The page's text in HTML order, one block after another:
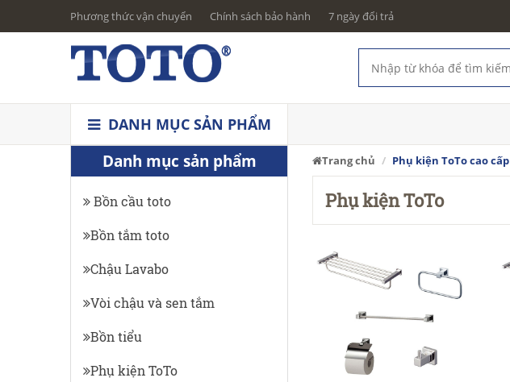
Phương thức vận chuyển Chính sách bảo hành 7 ngày đổi trả
DANH MỤC SẢN PHẨM
Danh mục sản phẩm
Bồn cầu toto
Bồn tắm toto
Chậu Lavabo
Vòi chậu và sen tắm
Bồn tiểu
Phụ kiện ToTo
Trang chủ Phụ kiện ToTo cao cấp
Phụ kiện ToTo